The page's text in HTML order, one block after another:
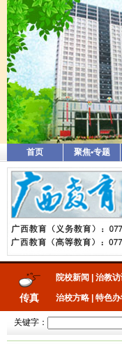
首页 聚焦•专题
传真
院校新闻 治教
治校方略 特色
关键字：